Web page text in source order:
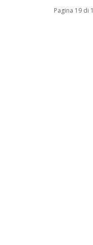
Pagina 19 di